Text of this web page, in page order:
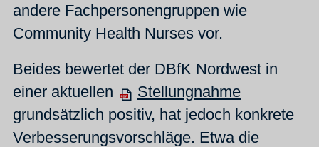
andere Fachpersonengruppen wie
Community Health Nurses vor.
Beides bewertet der DBfK Nordwest in
einer aktuellen
Stellungnahme
grundsätzlich positiv, hat jedoch konkrete
Verbesserungsvorschläge. Etwa die